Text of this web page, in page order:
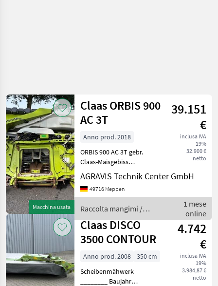
Macchina usata
Claas ORBIS 900
AC 3T
39.151
€
inclusa IVA
19%
32.900 €
netto
Anno prod. 2018
ORBIS 900 AC 3T gebr.
Claas-Maisgebiss
Hydraulisch Klappbar
Anbauhilfe bei Bereifung 2,
05m AUTO PILOT,
AGRAVIS Technik Center GmbH
49716 Meppen
Raccolta mangimi /
Claas
1 mese
online
Claas DISCO
3500 CONTOUR
4.742
€
inclusa IVA
19%
3.984,87 €
netto
Anno prod. 2008
350 cm
Scheibenmähwerk
________ Baujahr